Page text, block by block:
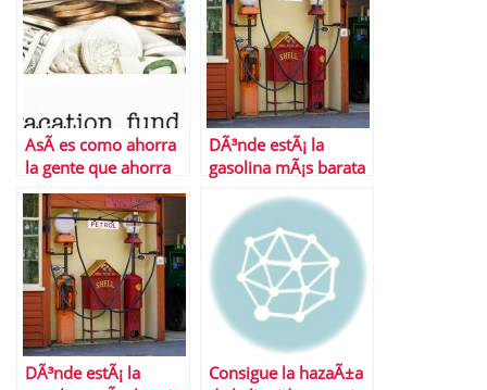
AsÃ­ es como ahorra
la gente que ahorra
mucho
DÃ³nde estÃ¡ la
gasolina mÃ¡s barata
de Madrid
DÃ³nde estÃ¡ la
Consigue la hazaÃ±a